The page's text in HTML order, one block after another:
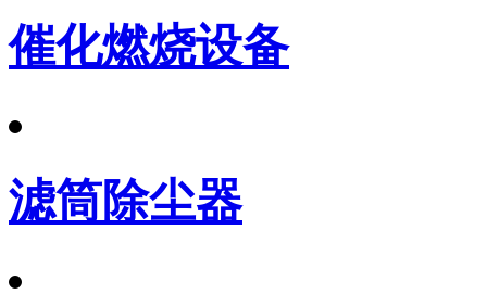
催化燃烧设备
滤筒除尘器